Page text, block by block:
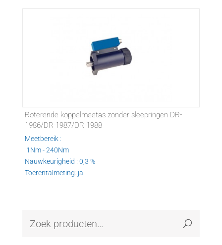
Roterende koppelmeetas zonder sleepringen DR-
1986/DR-1987/DR-1988
Meetbereik :
1Nm - 240Nm
Nauwkeurigheid : 0,3 %
Toerentalmeting: ja